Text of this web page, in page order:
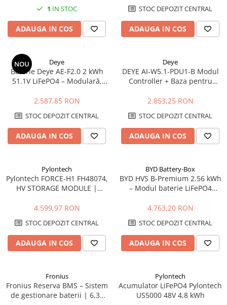
Jgheab tip sarma
Tablou metalic
Tablou organizare santier echipat
Tablou organizare santier necablat
Tub flexibil
Tub flexibil dublu perete (corugata)
Tub flexibil metalic
Protectie
Contor digital
Buton ciuperca
Contactor industrial
Contactor modular
Descarcatoare
Piesa separatie
Platbanda
1 IN STOC
ADAUGA IN COS
STOC DEPOZIT CENTRAL
ADAUGA IN COS
NOU Deye
Baterie Deye AE-F2.0 2 kWh
51.1V LiFePO4 – Modulară,
Fotovoltaice
2.587,85 RON
STOC DEPOZIT CENTRAL
ADAUGA IN COS
Deye
DEYE AI-W5.1-PDU1-B Modul
Controller + Baza pentru
2.853,25 RON
STOC DEPOZIT CENTRAL
ADAUGA IN COS
Pylontech
Pylontech FORCE-H1 FH48074,
HV STORAGE MODULE |
Sungrow, Goodwe, Sofar
4.599,97 RON
STOC DEPOZIT CENTRAL
ADAUGA IN COS
BYD Battery-Box
BYD HVS B-Premium 2.56 kWh
– Modul baterie LiFePO4
4.763,20 RON
STOC DEPOZIT CENTRAL
ADAUGA IN COS
Fronius
Fronius Reserva BMS – Sistem
de gestionare baterii | 6,3–
Pylontech
Acumulator LiFePO4 Pylontech
US5000 48V 4,8 kWh